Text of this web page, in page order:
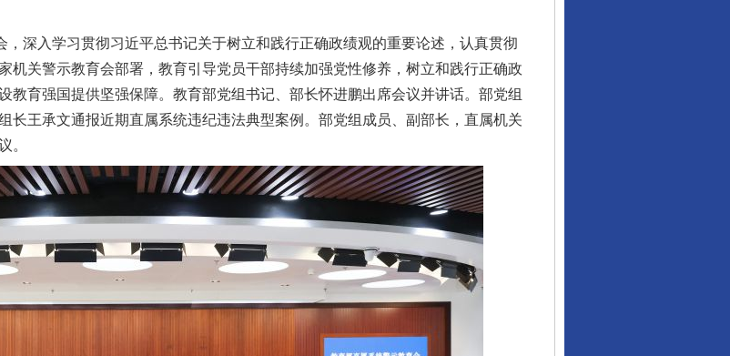
入学习贯彻习近平总书记关于树立和践行正确政绩观的重要论述，认真贯彻
机关警示教育会部署，教育引导党员干部持续加强党性修养，树立和践行正确政
教育强国提供坚强保障。教育部党组书记、部长怀进鹏出席会议并讲话。部党组
长王承文通报近期直属系统违纪违法典型案例。部党组成员、副部长，直属机关
。
一纸欠条伤亲情 巡回调解促和解.. 行业协会接连发公告